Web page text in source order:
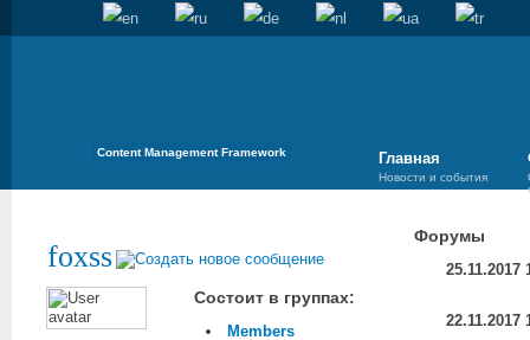
Content Management Framework Главная
Новости и события
foxss
Состоит в группах:
Members
Форумы
25.11.2017
22.11.2017